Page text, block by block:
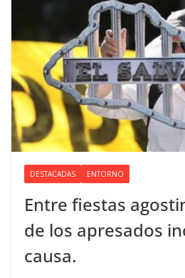
DESTACADAS ENTORNO
Entre fiestas
de los apresados
causa.